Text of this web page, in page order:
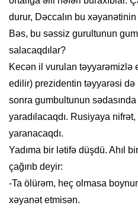
durur, Dəccalın bu
Bəs, bu səssiz gurultunun
salacaqdılar?
Kecən il vurulan təyyarəmizlə
edilir) prezidentin təyyarəsi
sonra gumbultunun sədasında
yaradılacaqdı. Rusiyaya
yaranacaqdı.
Yadıma bir lətifə düşdü. Ahıl
çağırıb deyir:
-Ta ölürəm, heç olmasa
xəyanət etmisən.